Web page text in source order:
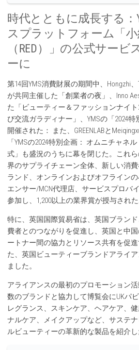
時代とともに成長する：
スプラットフォーム「
（RED）」の公式サー
ーに
第14回YMS消費財展の期間中、Hongzhi、
が共同主催した「創業者の夜」、Inno
た「ビューティー＆ファッションナイト
び交流ガラディナー」、YMSの「2024
開催された： また、GREENLABと
「YMSの2024特別企画： オムニチャネ
式」も盛況のうちに幕を閉じた。これ
界のサプライチェーン全体、新しい消
ランド、オンラインおよびオフライン
エンサー/MCN代理店、サービスプロバ
参加し、1,200以上の業界賞が授与された
特に、英国国際貿易省は、英国ブラン
費者とのつながりを促進し、英国と中
ートナー間の協力とリソース共有を促
た、英国ビューティーブランドアライ
ました。
アライアンスの最初のプロモーション活
数のブランドと協力して博覧会にUKパ
レグランス、スキンケア、ヘアケア、
ナルケア、メイクアップなど、サステ
ルビューティーの革新的な製品を紹介し